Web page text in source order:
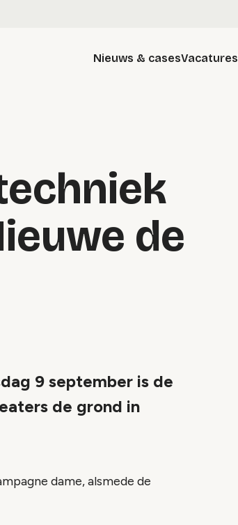
Nieuws & casesVacatures
de
9 september is de
de grond in
dame, alsmede de